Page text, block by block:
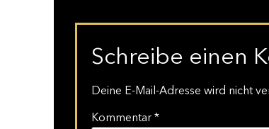
Schreibe einen
Deine E-Mail-Adresse wird nicht
Kommentar*